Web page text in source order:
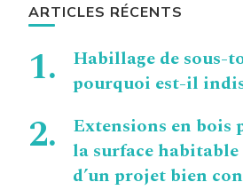
ARTICLES RÉCENTS
Habillage de sous-
pourquoi est-il
Extensions en bois
la surface habitable
d’un projet bien